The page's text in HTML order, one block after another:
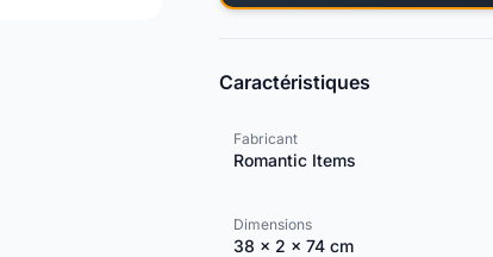
Caractéristiques
Fabricant
Romantic Items
Dimensions
38 × 2 × 74 cm